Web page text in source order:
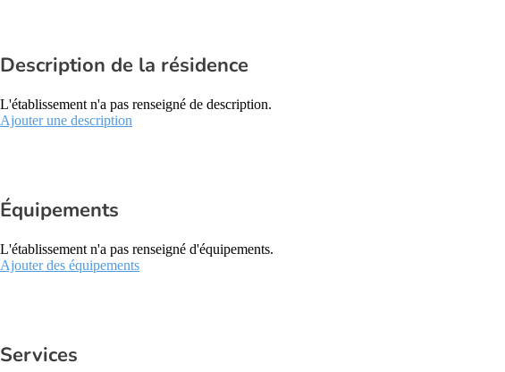
Description de la résidence
L'établissement n'a pas renseigné de description.
Ajouter une description
Équipements
L'établissement n'a pas renseigné d'équipements.
Ajouter des équipements
Services